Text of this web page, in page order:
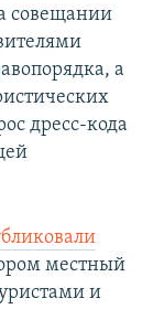
совещании
а
дресс-кода
местный
и